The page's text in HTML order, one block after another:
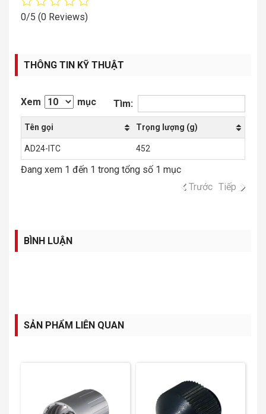
0/5 (0 Reviews)
THÔNG TIN KỸ THUẬT
Xem mục Tìm:
Tên gọi Trọng lượng (g)
AD24-ITC 452
Đang xem 1 đến 1 trong tổng số 1 mục
Trước Tiếp
BÌNH LUẬN
SẢN PHẨM LIÊN QUAN